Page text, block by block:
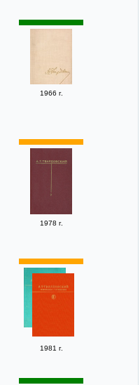
1966 г.
1978 г.
1981 г.